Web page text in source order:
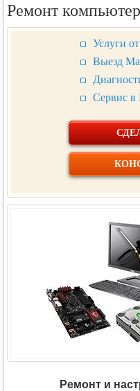
Ремонт
Услуги
Выезд
Сервис в
Ремонт и